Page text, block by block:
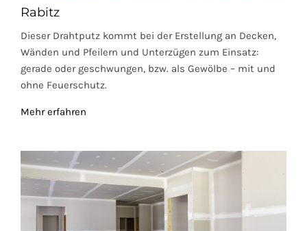
Rabitz
Dieser Drahtputz kommt bei der Erstellung an Decken,
Wänden und Pfeilern und Unterzügen zum Einsatz:
gerade oder geschwungen, bzw. als Gewölbe – mit und
ohne Feuerschutz.
Mehr erfahren